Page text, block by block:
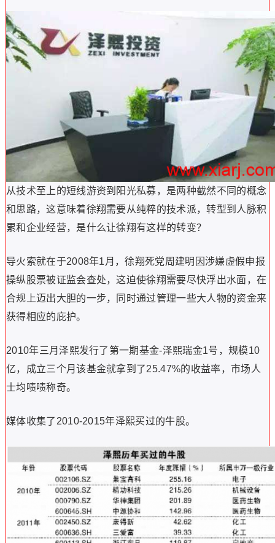
从技术至上的短线游资到阳光私募，是两种截然不同的概念
和思路，这意味着徐翔需要从纯粹的技术派，转型到人脉积
累和企业经营，是什么让徐翔有这样的转变？
导火索就在于2008年1月，徐翔死党周建明因涉嫌虚假申报
操纵股票被证监会查处，这迫使徐翔需要尽快浮出水面，在
合规上迈出大胆的一步，同时通过管理一些大人物的资金来
获得相应的庇护。
2010年三月泽熙发行了第一期基金-泽熙瑞金1号，规模10
亿，成立三个月该基金就拿到了25.47%的收益率，市场人
士均啧啧称奇。
媒体收集了2010-2015年泽熙买过的牛股。